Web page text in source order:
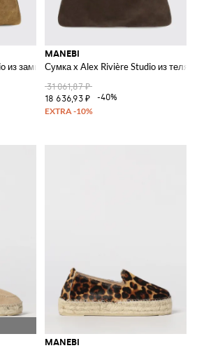
из замши
MANEBI
Сумка x Alex Rivière Studio из
31 061,87 ₽
18 636,93 ₽
-40%
MANEBI